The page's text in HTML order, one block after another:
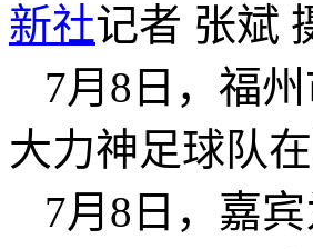
新社记者 张斌
7月8日，福
大力神足球队在
7月8日，嘉